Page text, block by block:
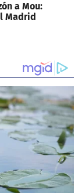
a Mou:
Madrid